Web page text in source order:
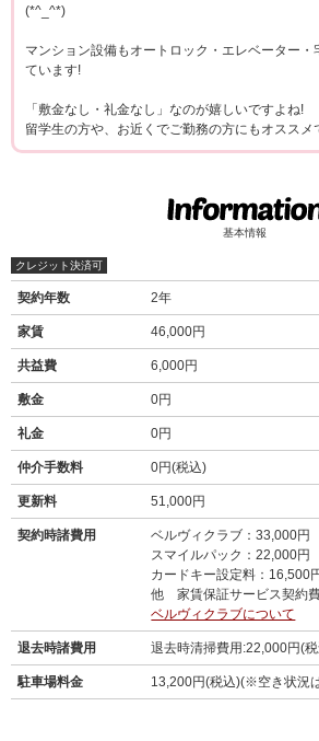
(*^_^*)
マンション設備もオートロック・エレベーター・
ています!
「敷金なし・礼金なし」なのが嬉しいですよね!
留学生の方や、お近くでご勤務の方にもオススメ
基本情報
クレジット決済可
契約年数 2年
家賃 46,000円
共益費 6,000円
敷金 0円
礼金 0円
仲介手数料 0円(税込)
更新料 51,000円
契約時諸費用
ベルヴィクラブ：33,000円
スマイルパック：22,000円
カードキー設定料：16,500
他 家賃保証サービス契約
ベルヴィクラブについて
退去時諸費用 退去時清掃費用:22,000円(
駐車場料金 13,200円(税込)(※空き状況